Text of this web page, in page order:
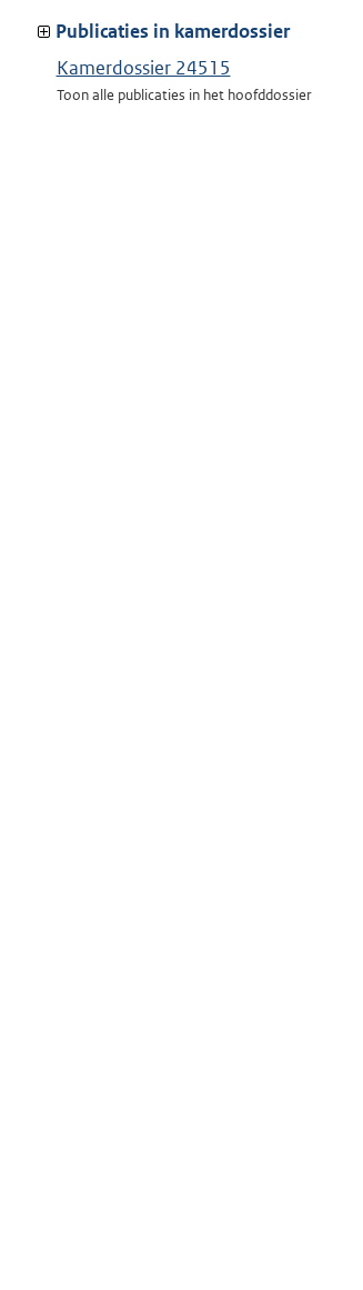
van:
Publicaties in kamerdossier
Kamerdossier 24515
Toon alle publicaties in het hoofddossier